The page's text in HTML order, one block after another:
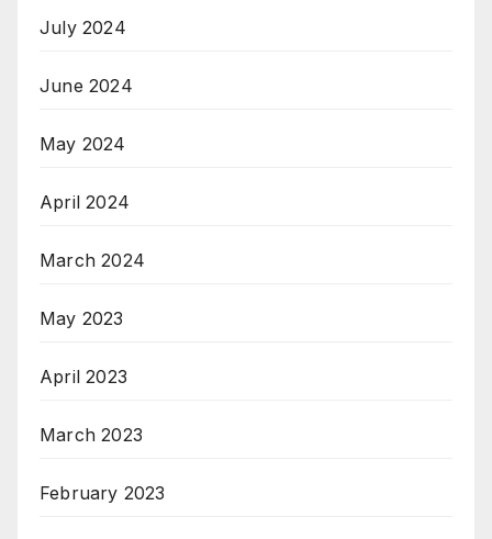
July 2024
June 2024
May 2024
April 2024
March 2024
May 2023
April 2023
March 2023
February 2023